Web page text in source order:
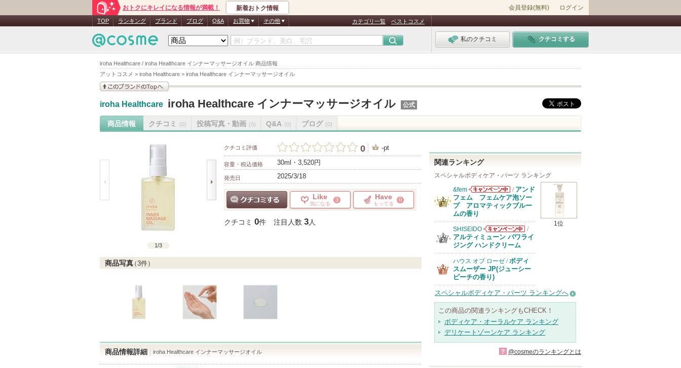
iroha Healthcare / iroha Healthcare インナーマッサージオイル 商品情報
アットコスメ > iroha Healthcare > iroha Healthcare インナーマッサージオイル
おトクにキレイになる情報が満載！ 新着おトク情報 会員登録(無料) ログイン
TOP ランキング ブランド ブログ Q&A お買物 その他 カテゴリ一覧 ベストコスメ
私のクチコミ クチコミする
iroha Healthcare iroha Healthcare インナーマッサージオイル 公式
商品情報 クチコミ (0) 投稿写真・動画 (0) Q&A (0) ブログ (0)
1/3
クチコミ評価 0 -pt
容量・税込価格 30ml・3,520円
発売日 2025/3/18
Like
気になる
3 Have
もってる
0
クチコミ 0件 注目人数 3人
商品写真（3件）
商品情報詳細 iroha Healthcare インナーマッサージオイル
関連ランキング
スペシャルボディケア・パーツ ランキング
1位
&fem
&femからのお
知らせがありま
す
/ アンド
フェム フェムケア泡ソー
プ アロマティックブルー
ムの香り
SHISEIDO
SHISEIDOから
のお知らせがあ
/
アルティミューン パワライ
ジング ハンドクリーム
ハウス オブ ローゼ / ボディ
スムーザー JP(ジューシー
ピーチの香り)
スペシャルボディケア・パーツ ランキングへ
この商品の関連ランキングもCHECK！
ボディケア・オーラルケア ランキング
デリケートゾーンケア ランキング
? @cosmeのランキングとは